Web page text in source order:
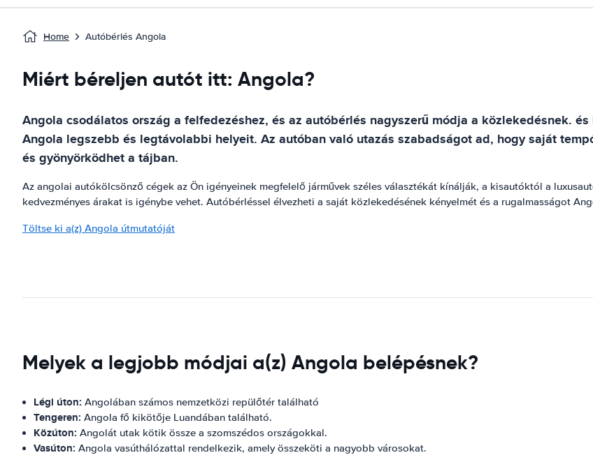
Home Autóbérlés Angola
Miért béreljen autót itt: Angola?
Angola csodálatos ország a felfedezéshez, és az autóbérlés nagyszerű módja a közlekedésnek.
Angola legszebb és legtávolabbi helyeit. Az autóban való utazás szabadságot ad, hogy saját
és gyönyörködhet a tájban.
Az angolai autókölcsönző cégek az Ön igényeinek megfelelő járművek széles választékát kínálják, a kisautóktól a
kedvezményes árakat is igénybe vehet. Autóbérléssel élvezheti a saját közlekedésének kényelmét és a rugalmasságot
Töltse ki a(z) Angola útmutatóját
Melyek a legjobb módjai a(z) Angola belépésnek?
Légi úton: Angolában számos nemzetközi repülőtér található
Tengeren: Angola fő kikötője Luandában található.
Közúton: Angolát utak kötik össze a szomszédos országokkal.
Vasúton: Angola vasúthálózattal rendelkezik, amely összeköti a nagyobb városokat.